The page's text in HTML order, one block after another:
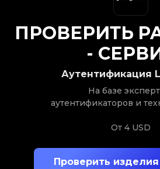
Проверить
Аутентификация
На базе
аутентификаторов и
От 4 USD
ПРОВЕРИТЬ
-